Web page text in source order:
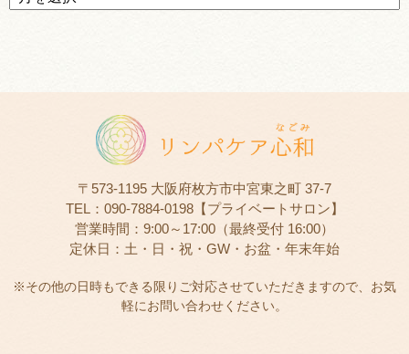
〒573-1195 大阪府枚方市中宮東之町 37-7
TEL：090-7884-0198【プライベートサロン】
営業時間：9:00～17:00（最終受付 16:00）
定休日：土・日・祝・GW・お盆・年末年始
※その他の日時もできる限りご対応させていただきますので、お気
軽にお問い合わせください。